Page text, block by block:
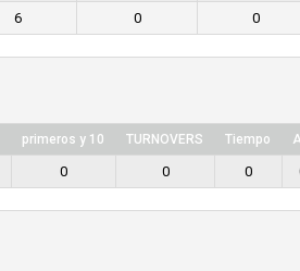
6 0 0
primeros y 10 TURNOVERS Tiempo
0 0 0